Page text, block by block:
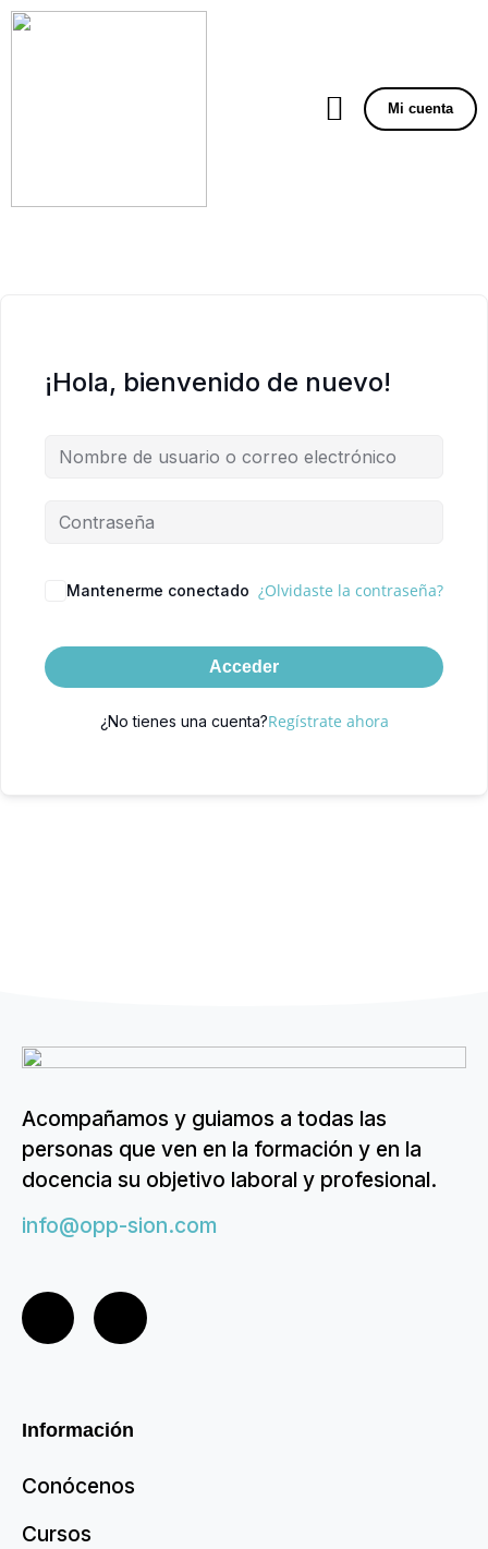
Mi cuenta
¡Hola, bienvenido de nuevo!
Mantenerme conectado ¿Olvidaste la contraseña?
Acceder
¿No tienes una cuenta?Regístrate ahora
Acompañamos y guiamos a todas las
personas que ven en la formación y en la
docencia su objetivo laboral y profesional.
info@opp-sion.com
Información
Conócenos
Cursos